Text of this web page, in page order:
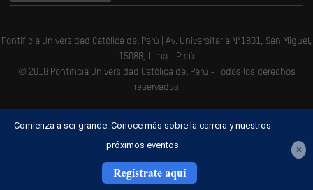
Pontificia Universidad Católica del Perú | Av. Universitaria N°1801, San Miguel,
15088, Lima - Perú
© 2018 Pontificia Universidad Católica del Perú - Todos los derechos
reservados
Comienza a ser grande. Conoce más sobre la carrera y nuestros
próximos eventos
×